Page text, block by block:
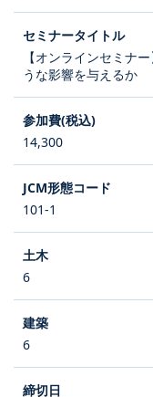
【オンラインセミナ
うな影響を与えるか
14,300
101-1
6
6